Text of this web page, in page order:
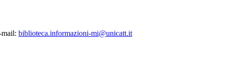
biblioteca.informazioni-mi@unicatt.it